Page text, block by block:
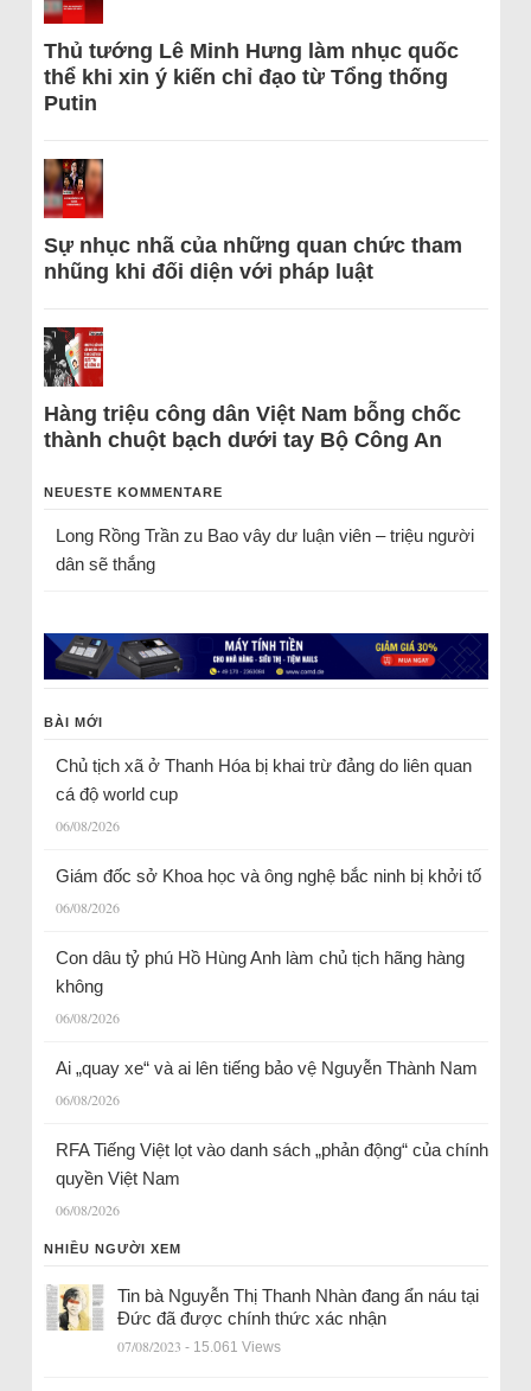
Thủ tướng Lê Minh Hưng làm nhục quốc
thể khi xin ý kiến chỉ đạo từ Tổng thống
Putin
Sự nhục nhã của những quan chức tham
nhũng khi đối diện với pháp luật
Hàng triệu công dân Việt Nam bỗng chốc
thành chuột bạch dưới tay Bộ Công An
NEUESTE KOMMENTARE
Long Rồng Trầnzu Bao vây dư luận viên – triệu người
dân sẽ thắng
BÀI MỚI
Chủ tịch xã ở Thanh Hóa bị khai trừ đảng do liên quan
cá độ world cup
06/08/2026
Giám đốc sở Khoa học và ông nghệ bắc ninh bị khởi tố
06/08/2026
Con dâu tỷ phú Hồ Hùng Anh làm chủ tịch hãng hàng
không
06/08/2026
Ai „quay xe“ và ai lên tiếng bảo vệ Nguyễn Thành Nam
06/08/2026
RFA Tiếng Việt lọt vào danh sách „phản động“ của chính
quyền Việt Nam
06/08/2026
NHIỀU NGƯỜI XEM
Tin bà Nguyễn Thị Thanh Nhàn đang ẩn náu tại
Đức đã được chính thức xác nhận
07/08/2023 - 15.061 Views